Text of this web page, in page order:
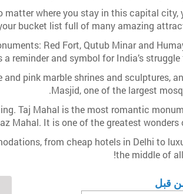
where you stay in this capital city,
bucket list full of many amazing
Red Fort, Qutub Minar and
reminder and symbol for India’s struggle
pink marble shrines and sculptures,
Masjid, one of the largest
Taj Mahal is the most romantic
Mahal. It is one of the greatest wonders
from cheap hotels in Delhi to
the middle of
قبل